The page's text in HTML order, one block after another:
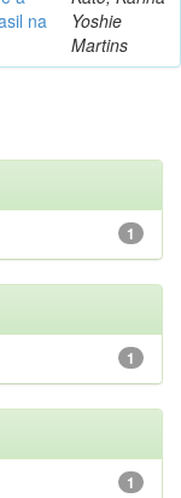
na
Yoshie
Martins
1
1
1